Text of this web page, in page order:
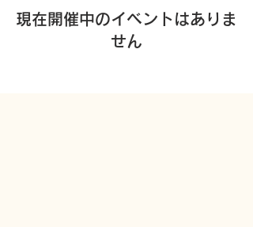
現在開催中のイベントはありま
せん